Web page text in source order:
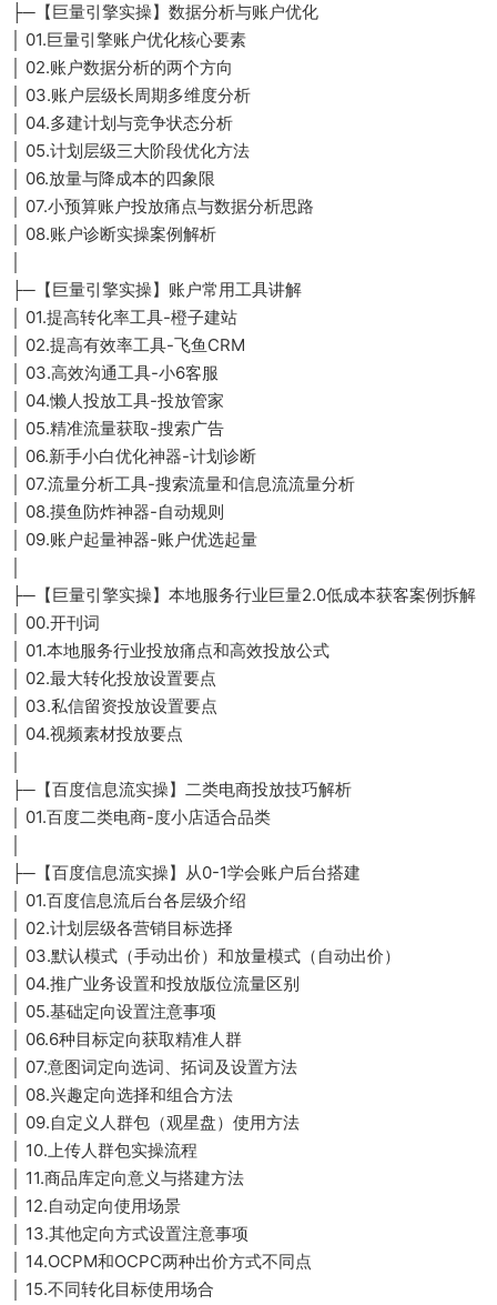
├─【巨量引擎实操】数据分析与账户优化
│ 01.巨量引擎账户优化核心要素
│ 02.账户数据分析的两个方向
│ 03.账户层级长周期多维度分析
│ 04.多建计划与竞争状态分析
│ 05.计划层级三大阶段优化方法
│ 06.放量与降成本的四象限
│ 07.小预算账户投放痛点与数据分析思路
│ 08.账户诊断实操案例解析
├─【巨量引擎实操】账户常用工具讲解
│ 01.提高转化率工具-橙子建站
│ 02.提高有效率工具-飞鱼CRM
│ 03.高效沟通工具-小6客服
│ 04.懒人投放工具-投放管家
│ 05.精准流量获取-搜索广告
│ 06.新手小白优化神器-计划诊断
│ 07.流量分析工具-搜索流量和信息流流量分析
│ 08.摸鱼防炸神器-自动规则
│ 09.账户起量神器-账户优选起量
├─【巨量引擎实操】本地服务行业巨量2.0低成本获客案例拆解
│ 00.开刊词
│ 01.本地服务行业投放痛点和高效投放公式
│ 02.最大转化投放设置要点
│ 03.私信留资投放设置要点
│ 04.视频素材投放要点
├─【百度信息流实操】二类电商投放技巧解析
│ 01.百度二类电商-度小店适合品类
├─【百度信息流实操】从0-1学会账户后台搭建
│ 01.百度信息流后台各层级介绍
│ 02.计划层级各营销目标选择
│ 03.默认模式（手动出价）和放量模式（自动出价）
│ 04.推广业务设置和投放版位流量区别
│ 05.基础定向设置注意事项
│ 06.6种目标定向获取精准人群
│ 07.意图词定向选词、拓词及设置方法
│ 08.兴趣定向选择和组合方法
│ 09.自定义人群包（观星盘）使用方法
│ 10.上传人群包实操流程
│ 11.商品库定向意义与搭建方法
│ 12.自动定向使用场景
│ 13.其他定向方式设置注意事项
│ 14.OCPM和OCPC两种出价方式不同点
│ 15.不同转化目标使用场合